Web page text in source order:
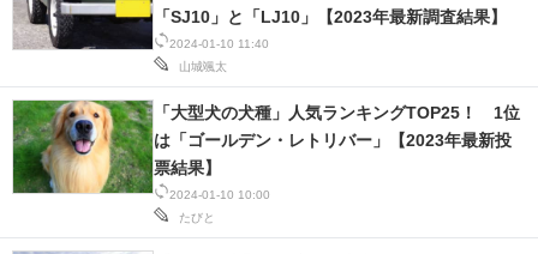
2024-01-10 11:40
山城颯太
「SJ10」と「LJ10」【2023年最新調査結果】
2024-01-10 10:00
たびと
「大型犬の犬種」人気ランキングTOP25！ 1位
は「ゴールデン・レトリバー」【2023年最新投
票結果】